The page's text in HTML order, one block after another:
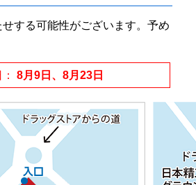
する可能性がございます。予め
8月9日、8月23日